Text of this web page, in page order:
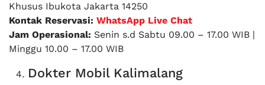
Khusus Ibukota Jakarta 14250
Kontak Reservasi: WhatsApp Live Chat
Jam Operasional: Senin s.d Sabtu 09.00 – 17.00 WIB |
Minggu 10.00 – 17.00 WIB
Dokter Mobil Kalimalang